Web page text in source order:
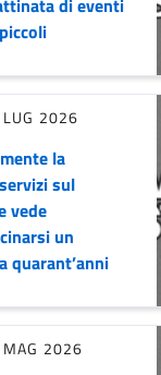
di eventi
2026
la
sul
vede
un
quarant’anni
2026